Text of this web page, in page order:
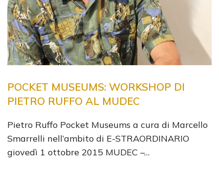
POCKET MUSEUMS: WORKSHOP DI
PIETRO RUFFO AL MUDEC
Pietro Ruffo Pocket Museums a cura di Marcello
Smarrelli nell’ambito di E-STRAORDINARIO
giovedì 1 ottobre 2015 MUDEC –…